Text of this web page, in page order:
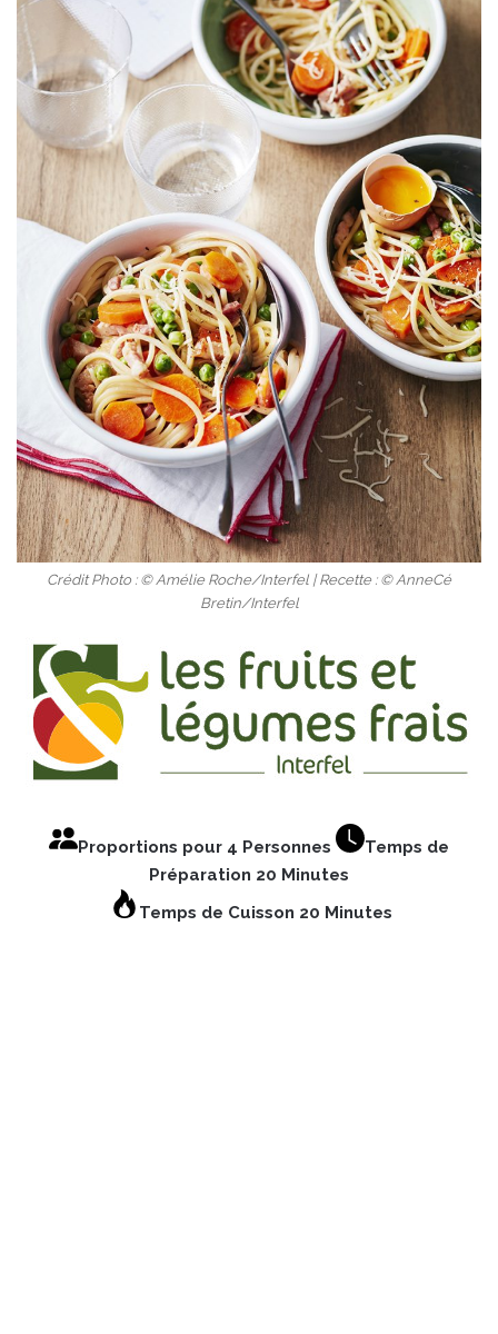
Crédit Photo : © Amélie Roche/Interfel | Recette : © AnneCé
Bretin/Interfel
Proportions pour 4 Personnes
Temps de
Préparation 20 Minutes
Temps de Cuisson 20 Minutes